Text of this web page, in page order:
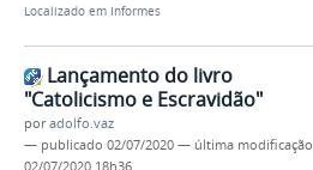
Localizado em Informes
Lançamento do livro
"Catolicismo e Escravidão"
poradolfo.vaz
— publicado 02/07/2020 — última modificação
02/07/2020 18h36